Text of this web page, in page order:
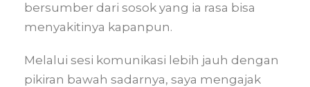
bersumber dari sosok yang ia rasa bisa
menyakitinya kapanpun.
Melalui sesi komunikasi lebih jauh dengan
pikiran bawah sadarnya, saya mengajak